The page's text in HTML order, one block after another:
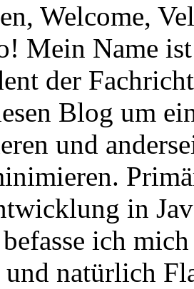
Welcome,
Mein Name
der
Blog um
und
in
ich
und natürlich